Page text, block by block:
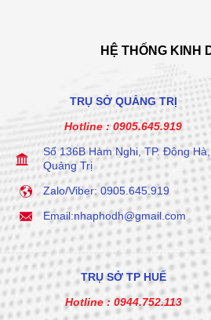
HỆ THỐNG KINH
TRỤ SỞ QUẢNG TRỊ
Hotline :0905.645.919
Số 136B Hàm Nghi, TP. Đông
Quảng Trị
Zalo/Viber: 0905.645.919
Email:nhaphodh@gmail.com
TRỤ SỞ TP HUẾ
Hotline : 0944.752.113